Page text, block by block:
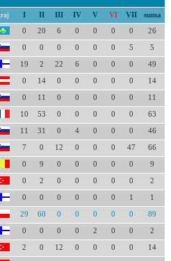
I II III IV V VI VII suma
0 20 6 0 0 0 0 26
0 0 0 0 0 0 5 5
19 2 22 6 0 0 0 49
0 14 0 0 0 0 0 14
0 11 0 0 0 0 0 11
10 53 0 0 0 0 0 63
11 31 0 4 0 0 0 46
7 0 12 0 0 0 47 66
0 9 0 0 0 0 0 9
0 2 0 0 0 0 0 2
0 0 0 0 0 0 1 1
29 60 0 0 0 0 0 89
0 0 0 0 2 0 0 2
2 0 12 0 0 0 0 14